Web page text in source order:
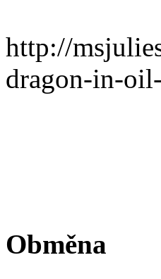
http://
dragon-in-
Obměna